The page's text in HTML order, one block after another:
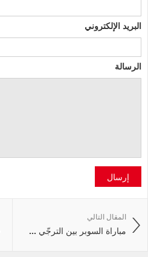
البريد الإلكتروني
الرسالة
إرسال
المقال التالي
مباراة السوبر بين الترجّي ...